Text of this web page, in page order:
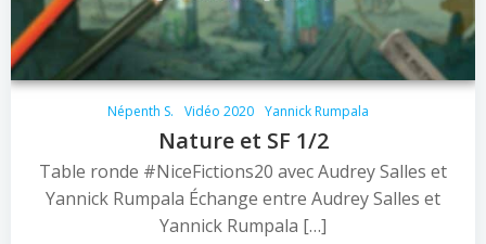
Népenth S. Vidéo 2020 Yannick Rumpala
Nature et SF 1/2
Table ronde #NiceFictions20 avec Audrey Salles et
Yannick Rumpala Échange entre Audrey Salles et
Yannick Rumpala […]